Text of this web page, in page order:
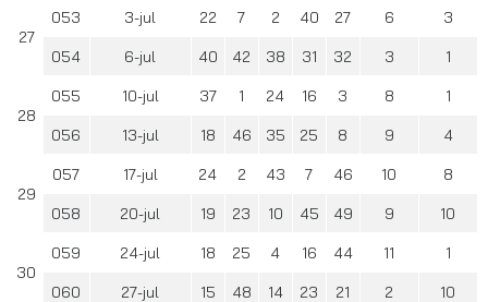
27
053 3-jul 22 7 2 40 27 6 3
054 6-jul 40 42 38 31 32 3 1
28
055 10-jul 37 1 24 16 3 8 1
056 13-jul 18 46 35 25 8 9 4
29
057 17-jul 24 2 43 7 46 10 8
058 20-jul 19 23 10 45 49 9 10
30
059 24-jul 18 25 4 16 44 11 1
060 27-jul 15 48 14 23 21 2 10